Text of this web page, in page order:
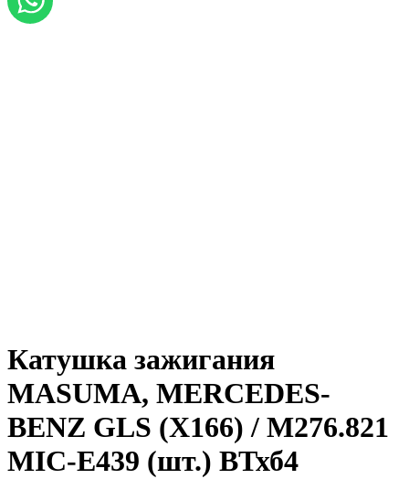
Катушка зажигания
MASUMA, MERCEDES-
BENZ GLS (X166) / M276.821
MIC-E439 (шт.) ВТхб4